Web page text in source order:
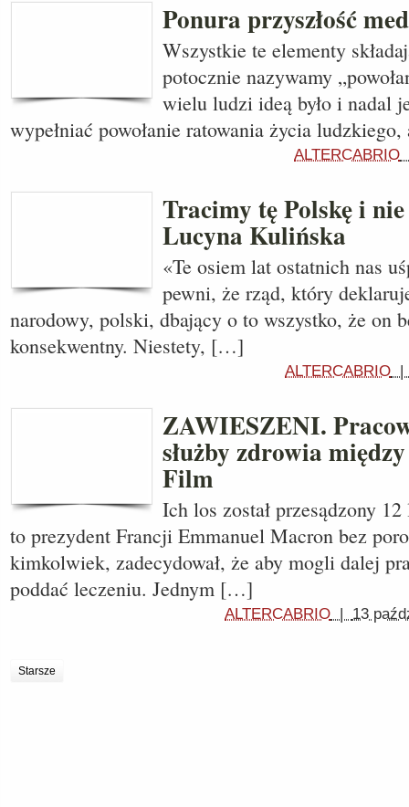
Ponura przyszłość
Wszystkie te elementy
potocznie nazywamy
wielu ludzi ideą było i nadal
wypełniać powołanie ratowania życia
ALTERCABRIO
Tracimy tę Polskę i
Lucyna Kulińska
«Te osiem lat ostatnich nas
pewni, że rząd, który
narodowy, polski, dbający o to wszystko, że on
konsekwentny. Niestety, […]
ALTERCABRIO
ZAWIESZENI.
służby zdrowia
Film
Ich los został przesądzony
to prezydent Francji Emmanuel Macron bez
kimkolwiek, zadecydował, że aby mogli dalej
poddać leczeniu. Jednym […]
ALTERCABRIO | 13
Starsze